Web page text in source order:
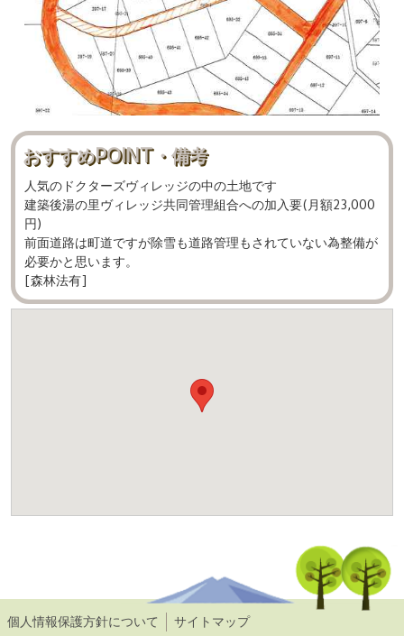
おすすめPOINT・備考
人気のドクターズヴィレッジの中の土地です
建築後湯の里ヴィレッジ共同管理組合への加入要(月額23,000
円)
前面道路は町道ですが除雪も道路管理もされていない為整備が
必要かと思います。
[森林法有]
個人情報保護方針について サイトマップ